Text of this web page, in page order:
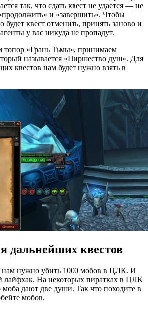
так, что сдать квест не удается — не
и «завершить». Чтобы
будет квест отменить, принять заново и
у вас никуда не пропадут.
топор «Грань Тьмы», принимаем
называется «Пиршество душ». Для
квестов нам будет нужно взять в
дальнейших квестов
нам нужно убить 1000 мобов в ЦЛК. И
лайфхак. На некоторых пиратках в ЦЛК
моба дают две души. Так что походите в
мобов.